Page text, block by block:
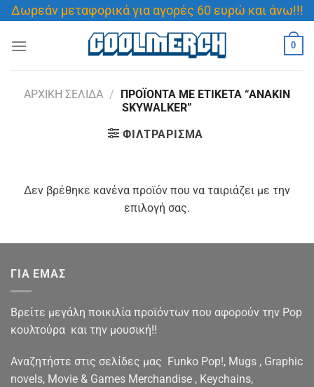
Μετάβαση
στο
περιεχόμενο
Δωρεάν μεταφορικά για αγορές 60 ευρώ και άνω!!!
0
ΑΡΧΙΚΉ ΣΕΛΊΔΑ / ΠΡΟΪΌΝΤΑ ΜΕ ΕΤΙΚΈΤΑ “ANAKIN
SKYWALKER”
ΦΙΛΤΡΆΡΙΣΜΑ
Δεν βρέθηκε κανένα προϊόν που να ταιριάζει με την
επιλογή σας.
ΓΙΑ ΕΜΑΣ
Βρείτε μεγάλη ποικιλία προϊόντων που αφορούν την Pop
κουλτούρα και την μουσική!!
Αναζητήστε στις σελίδες μας Funko Pop!, Mugs , Graphic
novels, Movie & Games Merchandise , Keychains,